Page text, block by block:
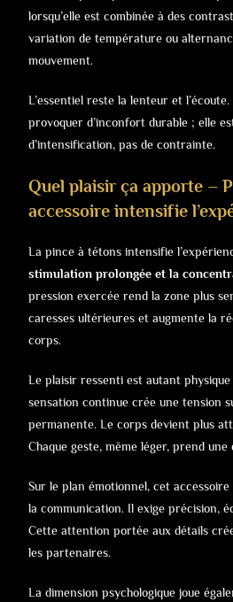
lorsqu’elle est combinée à des
variation de température ou
mouvement.
L’essentiel reste la lenteur et
provoquer d’inconfort durable ; elle
d’intensification, pas de contrainte.
Quel plaisir ça apporte –
accessoire intensifie
La pince à tétons intensifie
stimulation prolongée et la
pression exercée rend la zone plus
caresses ultérieures et augmente la
corps.
Le plaisir ressenti est autant physique
sensation continue crée une tension
permanente. Le corps devient plus
Chaque geste, même léger, prend une
Sur le plan émotionnel, cet
la communication. Il exige précision,
Cette attention portée aux détails
les partenaires.
La dimension psychologique joue